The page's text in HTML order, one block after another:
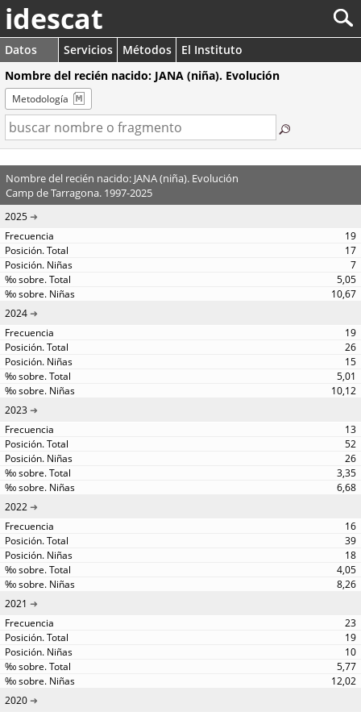
idescat
Datos Servicios Métodos
El Instituto
Nombre del recién nacido: JANA (niña). Evolución
Metodología
Nombre del recién nacido: JANA (niña). Evolución
Camp de Tarragona. 1997-2025
2025
19
17
7
5,05
10,67
2024
19
26
15
5,01
10,12
2023
13
52
26
3,35
6,68
2022
16
39
18
4,05
8,26
2021
23
19
10
5,77
12,02
2020